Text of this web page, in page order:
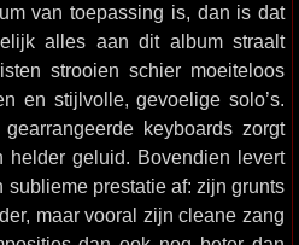
van toepassing is, dan is dat
alles aan dit album straalt
strooien schier moeiteloos
en stijlvolle, gevoelige solo’s.
keyboards zorgt
helder geluid. Bovendien levert
sublieme prestatie af: zijn grunts
maar vooral zijn cleane zang